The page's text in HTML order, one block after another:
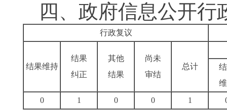
四、政府信息公开行
行政复议
结果维持
结果
纠正
其他
结果
尚未
审结
总计
0
1 0 0 1